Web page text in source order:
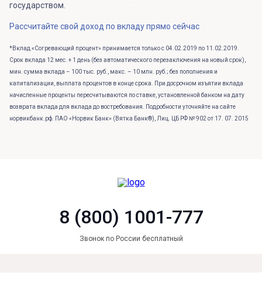
государством.
Рассчитайте свой доход по вкладу прямо сейчас
*Вклад «Согревающий процент» принимается только с 04.02.2019 по 11.02.2019.
Срок вклада 12 мес. + 1 день (без автоматического перезаключения на новый срок),
мин. сумма вклада – 100 тыс. руб., макс. – 10 млн. руб.; без пополнения и
капитализации, выплата процентов в конце срока. При досрочном изъятии вклада
начисленные проценты пересчитываются по ставке, установленной банком на дату
возврата вклада для вклада до востребования. Подробности уточняйте на сайте
норвикбанк.рф. ПАО «Норвик Банк» (Вятка Банк®), Лиц. ЦБ РФ № 902 от 17. 07. 2015
8 (800) 1001-777
Звонок по России бесплатный